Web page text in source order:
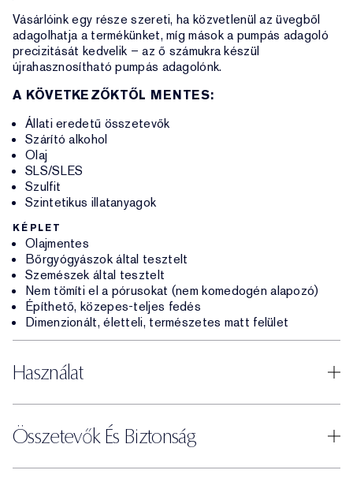
Vásárlóink egy része szereti, ha közvetlenül az üvegből
adagolhatja a termékünket, míg mások a pumpás adagoló
precizitását kedvelik – az ő számukra készül
újrahasznosítható pumpás adagolónk.
A KÖVETKEZŐKTŐL MENTES:
Állati eredetű összetevők
Szárító alkohol
Olaj
SLS/SLES
Szulfit
Szintetikus illatanyagok
KÉPLET
Olajmentes
Bőrgyógyászok által tesztelt
Szemészek által tesztelt
Nem tömíti el a pórusokat (nem komedogén alapozó)
Építhető, közepes-teljes fedés
Dimenzionált, életteli, természetes matt felület
Használat
Összetevők És Biztonság